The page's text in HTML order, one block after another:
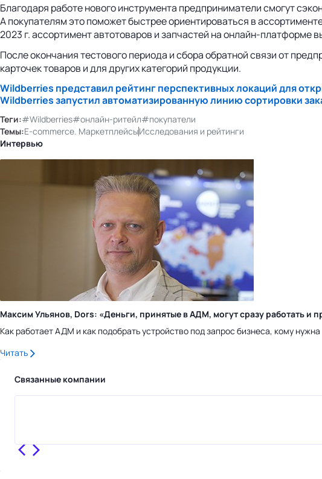
Благодаря работе нового инструмента предприниматели смогут
А покупателям это поможет быстрее ориентироваться в
2023 г. ассортимент автотоваров и запчастей на онлайн-платформе
После окончания тестового периода и сбора обратной связи от
карточек товаров и для других категорий продукции.
Wildberries представил рейтинг перспективных локаций для
Wildberries запустил автоматизированную линию сортировки
Теги:#Wildberries#онлайн-ритейл#покупатели
Темы:E-commerce. МаркетплейсыИсследования и рейтинги
Интервью
Максим Ульянов, Dors: «Деньги, принятые в АДМ, могут сразу работать и
Как работает АДМ и как подобрать устройство под запрос бизнеса, кому
Читать
Связанные компании